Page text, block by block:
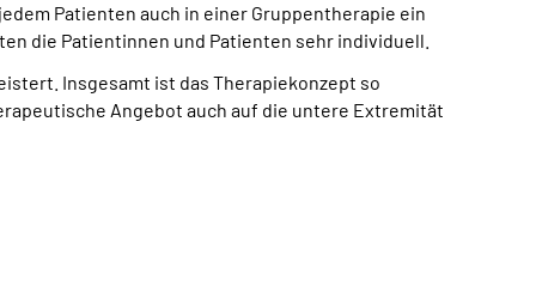
Patienten auch in einer Gruppentherapie ein
die Patientinnen und Patienten sehr individuell.
Insgesamt ist das Therapiekonzept so
Angebot auch auf die untere Extremität